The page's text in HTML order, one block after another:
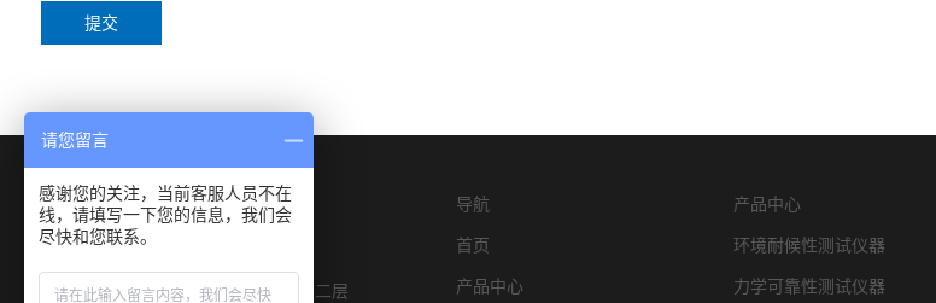
深圳市宝安区燕罗街道物园路6号E栋二层
导航
首页
产品中心
产品中心
环境耐候性测试仪器
力学可靠性测试仪器
请您留言
感谢您的关注，当前客服人员不在
线，请填写一下您的信息，我们会
尽快和您联系。